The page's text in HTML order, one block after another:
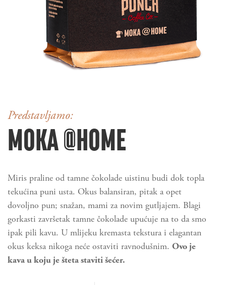
Predstavljamo:
MOKA @HOME
Miris praline od tamne čokolade uistinu budi dok topla
tekućina puni usta. Okus balansiran, pitak a opet
dovoljno pun; snažan, mami za novim gutljajem. Blagi
gorkasti završetak tamne čokolade upućuje na to da smo
ipak pili kavu. U mlijeku kremasta tekstura i elagantan
okus keksa nikoga neće ostaviti ravnodušnim. Ovo je
kava u koju je šteta staviti šećer.